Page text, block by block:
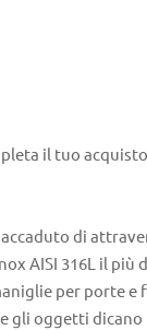
il tuo
di
AISI 316L il più
per porte
gli oggetti